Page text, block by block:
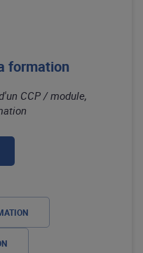
formation
CCP / module,